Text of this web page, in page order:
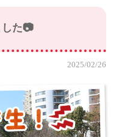
た📷
2025/02/26